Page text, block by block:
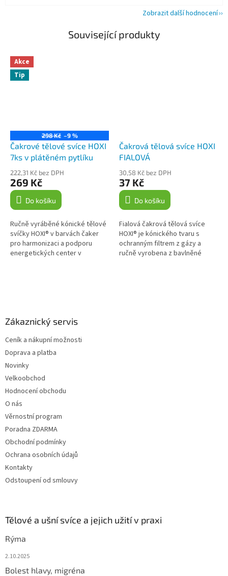
Zobrazit další hodnocení
Související produkty
Akce
Tip
298 Kč –9 %
Čakrové tělové svíce HOXI
7ks v plátěném pytlíku
222,31 Kč bez DPH
269 Kč
Do košíku
Ručně vyráběné kónické tělové
svíčky HOXI® v barvách čaker
pro harmonizaci a podporu
energetických center v
Čakrová tělová svíce HOXI
FIALOVÁ
30,58 Kč bez DPH
37 Kč
Do košíku
Fialová čakrová tělová svíce
HOXI® je kónického tvaru s
ochranným filtrem z gázy a
ručně vyrobena z bavlněné
Zákaznický servis
Ceník a nákupní možnosti
Doprava a platba
Novinky
Velkoobchod
Hodnocení obchodu
O nás
Věrnostní program
Poradna ZDARMA
Obchodní podmínky
Ochrana osobních údajů
Kontakty
Odstoupení od smlouvy
Tělové a ušní svíce a jejich užití v praxi
Rýma
2.10.2025
Bolest hlavy, migréna